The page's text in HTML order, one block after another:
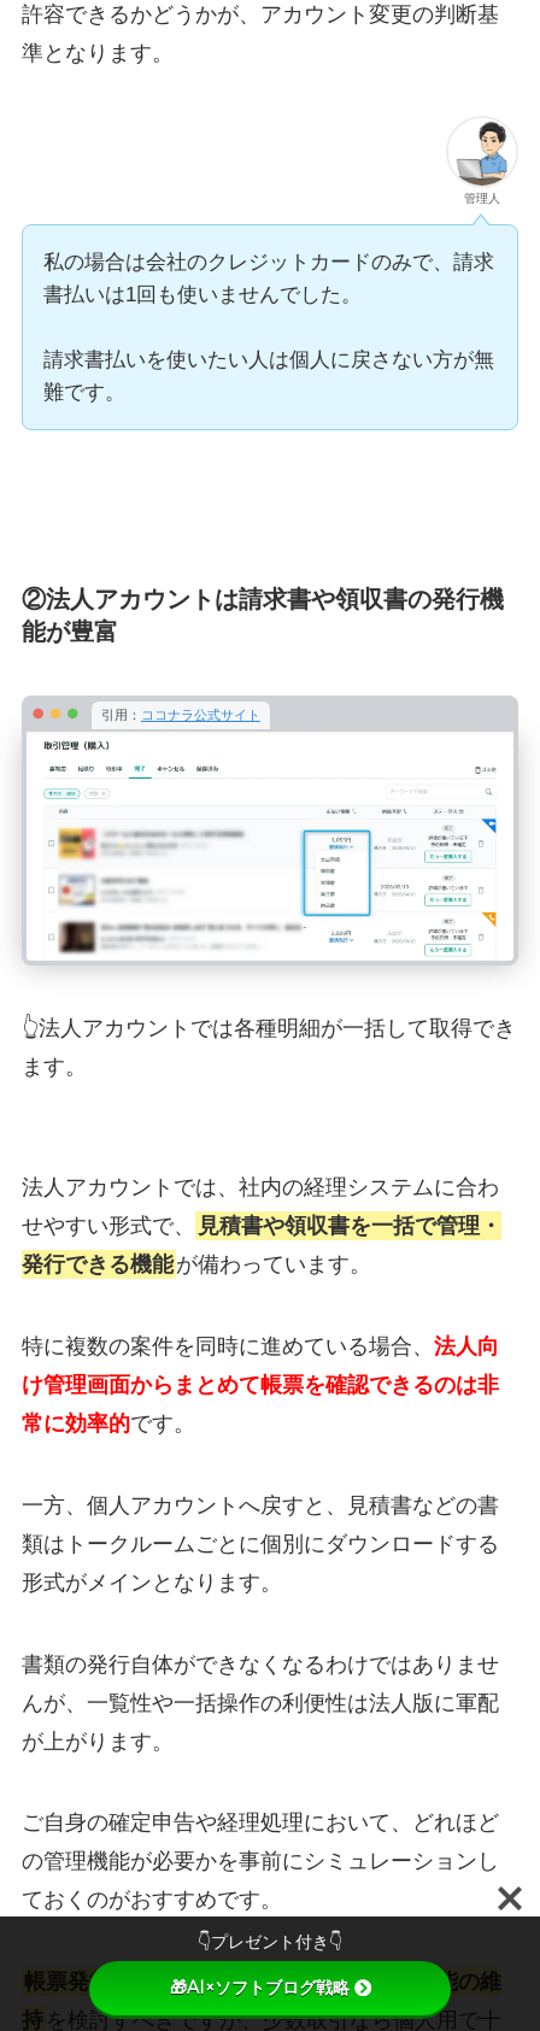
許容できるかどうかが、アカウント変更の判断基
準となります。
管理人
私の場合は会社のクレジットカードのみで、請求
書払いは1回も使いませんでした。
請求書払いを使いたい人は個人に戻さない方が無
難です。
②法人アカウントは請求書や領収書の発行機
能が豊富
引用： ココナラ公式サイト
👆法人アカウントでは各種明細が一括して取得でき
ます。
法人アカウントでは、社内の経理システムに合わ
せやすい形式で、
見積書や領収書を一括で管理・
発行できる機能が備わっています。
特に複数の案件を同時に進めている場合、 法人向
け管理画面からまとめて帳票を確認できるのは非
常に効率的です。
一方、個人アカウントへ戻すと、見積書などの書
類はトークルームごとに個別にダウンロードする
形式がメインとなります。
書類の発行自体ができなくなるわけではありませ
んが、一覧性や一括操作の利便性は法人版に軍配
が上がります。
ご自身の確定申告や経理処理において、どれほど
の管理機能が必要かを事前にシミュレーションし
ておくのがおすすめです。
帳票発行の管理を効率化したいなら法人機能の維
持 を検討すべきですが、少数取引なら個人用で十
👇プレゼント付き👇
🎁AI×ソフトブログ戦略